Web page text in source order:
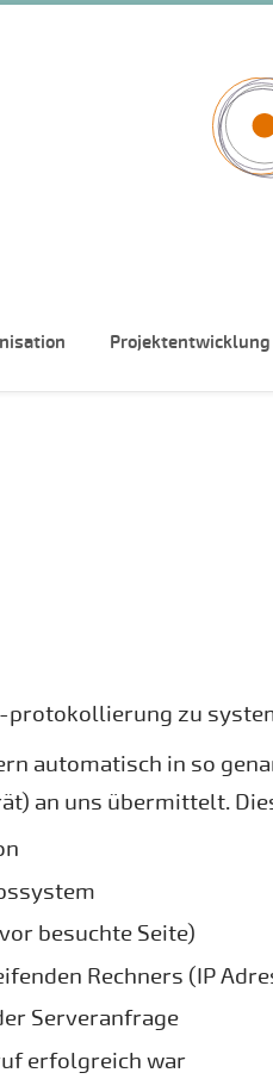
Projektentwicklung
zu
automatisch in so
an uns übermittelt.
besuchte Seite)
Rechners (IP
Serveranfrage
erfolgreich war